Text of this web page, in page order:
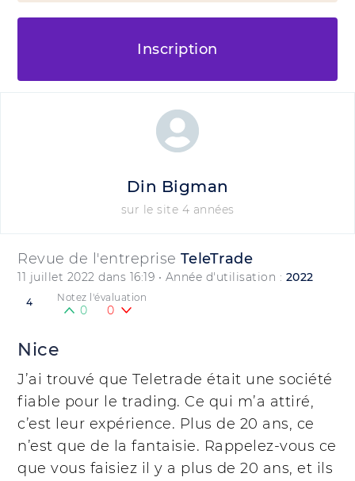
Inscription
Revue de l'entreprise TeleTrade
11 juillet 2022 dans 16:19 • Année d'utilisation : 2022
4 Notez l'évaluation
0 0
Nice
J’ai trouvé que Teletrade était une société
fiable pour le trading. Ce qui m’a attiré,
c’est leur expérience. Plus de 20 ans, ce
n’est que de la fantaisie. Rappelez-vous ce
que vous faisiez il y a plus de 20 ans, et ils
Din Bigman
sur le site 4 années